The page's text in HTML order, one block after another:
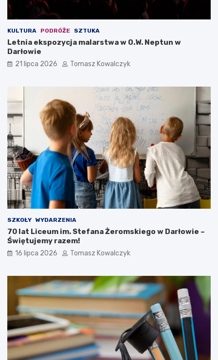
KULTURA PODRÓŻE SZTUKA
Letnia ekspozycja malarstwa w O.W. Neptun w
Darłowie
21 lipca 2026 Tomasz Kowalczyk
SZKOŁY WYDARZENIA
70 lat Liceum im. Stefana Żeromskiego w Darłowie –
Świętujemy razem!
16 lipca 2026 Tomasz Kowalczyk